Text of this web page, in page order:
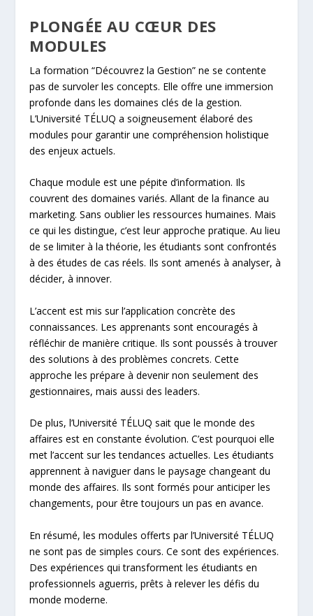
PLONGÉE AU CŒUR DES
MODULES
La formation “Découvrez la Gestion” ne se contente
pas de survoler les concepts. Elle offre une immersion
profonde dans les domaines clés de la gestion.
L’Université TÉLUQ a soigneusement élaboré des
modules pour garantir une compréhension holistique
des enjeux actuels.
Chaque module est une pépite d’information. Ils
couvrent des domaines variés. Allant de la finance au
marketing. Sans oublier les ressources humaines. Mais
ce qui les distingue, c’est leur approche pratique. Au lieu
de se limiter à la théorie, les étudiants sont confrontés
à des études de cas réels. Ils sont amenés à analyser, à
décider, à innover.
L’accent est mis sur l’application concrète des
connaissances. Les apprenants sont encouragés à
réfléchir de manière critique. Ils sont poussés à trouver
des solutions à des problèmes concrets. Cette
approche les prépare à devenir non seulement des
gestionnaires, mais aussi des leaders.
De plus, l’Université TÉLUQ sait que le monde des
affaires est en constante évolution. C’est pourquoi elle
met l’accent sur les tendances actuelles. Les étudiants
apprennent à naviguer dans le paysage changeant du
monde des affaires. Ils sont formés pour anticiper les
changements, pour être toujours un pas en avance.
En résumé, les modules offerts par l’Université TÉLUQ
ne sont pas de simples cours. Ce sont des expériences.
Des expériences qui transforment les étudiants en
professionnels aguerris, prêts à relever les défis du
monde moderne.